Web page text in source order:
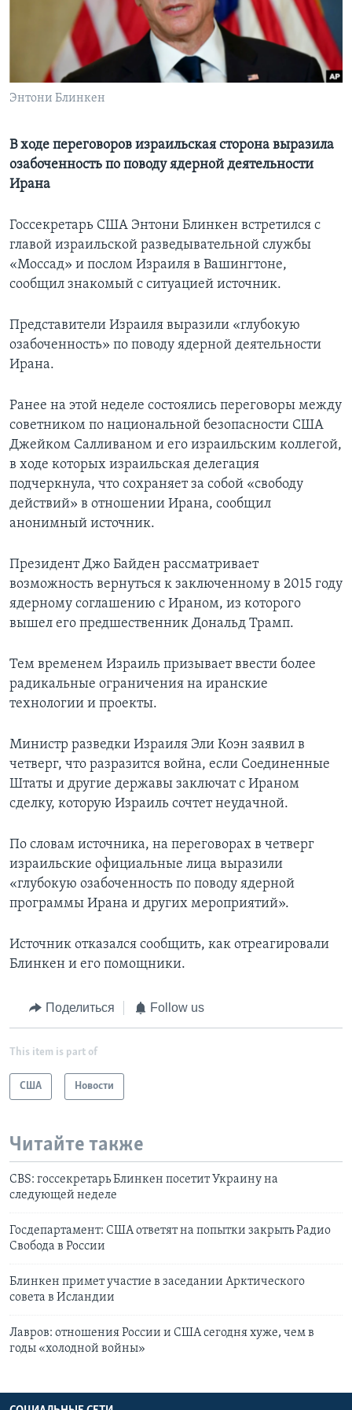
Learning English
СОЦИАЛЬНЫЕ СЕТИ
Языки
Энтони Блинкен
В ходе переговоров израильская сторона выразила
озабоченность по поводу ядерной деятельности
Ирана
Госсекретарь США Энтони Блинкен встретился с
главой израильской разведывательной службы
«Моссад» и послом Израиля в Вашингтоне,
сообщил знакомый с ситуацией источник.
Представители Израиля выразили «глубокую
озабоченность» по поводу ядерной деятельности
Ирана.
Ранее на этой неделе состоялись переговоры между
советником по национальной безопасности США
Джейком Салливаном и его израильским коллегой,
в ходе которых израильская делегация
подчеркнула, что сохраняет за собой «свободу
действий» в отношении Ирана, сообщил
анонимный источник.
Президент Джо Байден рассматривает
возможность вернуться к заключенному в 2015 году
ядерному соглашению с Ираном, из которого
вышел его предшественник Дональд Трамп.
Тем временем Израиль призывает ввести более
радикальные ограничения на иранские
технологии и проекты.
Министр разведки Израиля Эли Коэн заявил в
четверг, что разразится война, если Соединенные
Штаты и другие державы заключат с Ираном
сделку, которую Израиль сочтет неудачной.
По словам источника, на переговорах в четверг
израильские официальные лица выразили
«глубокую озабоченность по поводу ядерной
программы Ирана и других мероприятий».
Источник отказался сообщить, как отреагировали
Блинкен и его помощники.
Поделиться Follow us
This item is part of
США Новости
Читайте также
CBS: госсекретарь Блинкен посетит Украину на
следующей неделе
Госдепартамент: США ответят на попытки закрыть Радио
Свобода в России
Блинкен примет участие в заседании Арктического
совета в Исландии
Лавров: отношения России и США сегодня хуже, чем в
годы «холодной войны»